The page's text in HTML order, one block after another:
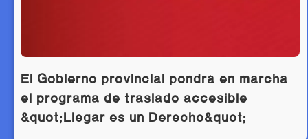
El Gobierno provincial pondrá en marcha
el programa de traslado accesible
&quot;Llegar es un Derecho&quot;